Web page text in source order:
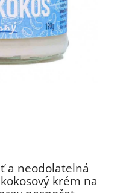
a neodolatelná
krém na